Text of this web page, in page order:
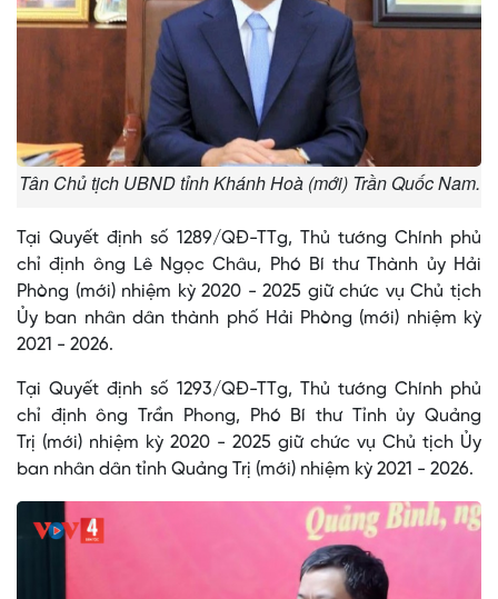
Tân Chủ tịch UBND tỉnh Khánh Hoà (mới) Trần Quốc Nam.
Tại Quyết định số 1289/QĐ-TTg, Thủ tướng Chính phủ
chỉ định ông Lê Ngọc Châu, Phó Bí thư Thành ủy Hải
Phòng (mới) nhiệm kỳ 2020 - 2025 giữ chức vụ Chủ tịch
Ủy ban nhân dân thành phố Hải Phòng (mới) nhiệm kỳ
2021 - 2026.
Tại Quyết định số 1293/QĐ-TTg, Thủ tướng Chính phủ
chỉ định ông Trần Phong, Phó Bí thư Tỉnh ủy Quảng
Trị (mới) nhiệm kỳ 2020 - 2025 giữ chức vụ Chủ tịch Ủy
ban nhân dân tỉnh Quảng Trị (mới) nhiệm kỳ 2021 - 2026.